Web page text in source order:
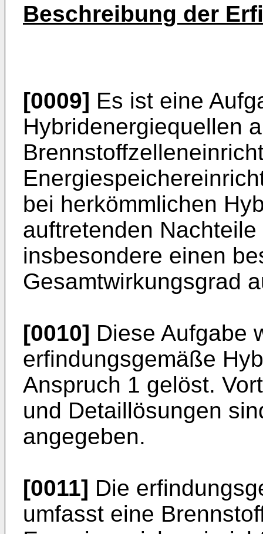
Beschreibung der
[0009] Es ist eine
Hybridenergiequellen
bei herkömmlichen
auftretenden
insbesondere einen
Gesamtwirkungsgrad
[0010] Diese Aufgabe
erfindungsgemäße
Anspruch 1 gelöst.
und Detaillösungen
angegeben.
[0011] Die
umfasst eine